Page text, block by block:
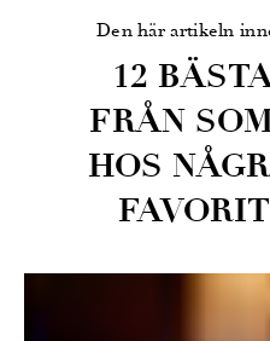
Den här artikeln
12
FRÅN
HOS